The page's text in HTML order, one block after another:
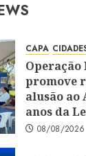
CAPA
Operação
promove
alusão ao
anos da
08/08/2026